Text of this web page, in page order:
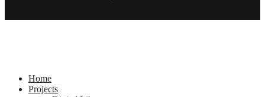
Home
Projects